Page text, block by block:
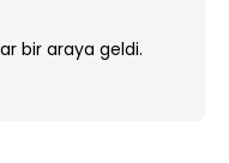
bir araya geldi.